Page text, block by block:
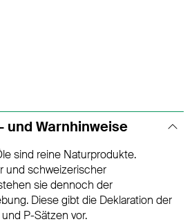
und Warnhinweise
sind reine Naturprodukte.
und schweizerischer
sie dennoch der
Diese gibt die Deklaration der
P-Sätzen vor.